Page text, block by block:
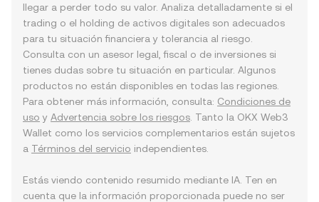
llegar a perder todo su valor. Analiza detalladamente si el
trading o el holding de activos digitales son adecuados
para tu situación financiera y tolerancia al riesgo.
Consulta con un asesor legal, fiscal o de inversiones si
tienes dudas sobre tu situación en particular. Algunos
productos no están disponibles en todas las regiones.
Para obtener más información, consulta: Condiciones de
uso y Advertencia sobre los riesgos . Tanto la OKX Web3
Wallet como los servicios complementarios están sujetos
a Términos del servicio independientes.
Estás viendo contenido resumido mediante IA. Ten en
cuenta que la información proporcionada puede no ser